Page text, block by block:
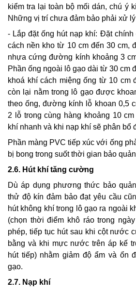
kiểm tra lại toàn bộ mối dán, chú ý
Những vị trí chưa đảm bảo phải xử
- Lắp đặt ống hút nạp khí: Đặt
cách nền kho từ 10 cm đến 30 cm,
nhựa cứng đường kính khoảng 3
Phần ống ngoài lô gạo dài từ 30 cm
khoá khí cách miệng ống từ 10 cm
còn lại nằm trong lô gạo được
theo ống, đường kính lỗ khoan 0,5
2 lỗ trong cùng hàng khoảng 10
khí nhanh và khi nạp khí sẽ phân bổ
Phần màng PVC tiếp xúc với ống
bị bong trong suốt thời gian bảo
2.6. Hút khí tăng cường
Dù áp dụng phương thức bảo
thử độ kín đảm bảo đạt yêu cầu
hút không khí trong lô gạo ra ngoài
(chọn thời điểm khô ráo trong
phép, tiếp tục hút sau khi cột nước
bằng và khi mực nước trên áp kế
hút tiếp) nhằm giảm độ ẩm và ổn
gạo.
2.7. Nạp khí